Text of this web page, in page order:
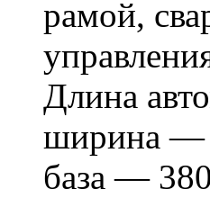
рамой,
Длина
ширина —
база —